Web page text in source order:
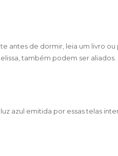
antes de dormir, leia um livro
também podem ser aliados.
azul emitida por essas telas